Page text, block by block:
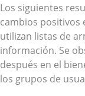
Los siguientes
cambios positivos
utilizan listas de
información. Se
después en el
los grupos de